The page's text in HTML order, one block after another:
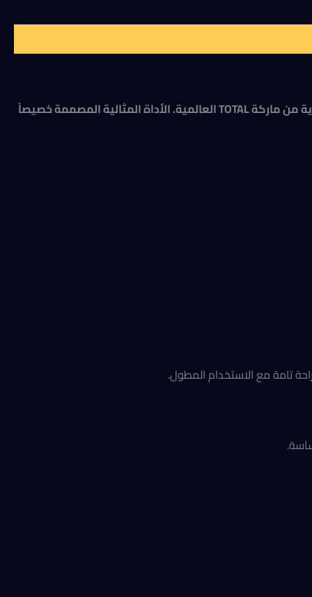
شوكة زراعية رباعية توتال 270 للحديقه . اجعل العناية بحديقتك وتجهيز تربتك أكثر سهولة واحترافية مع شوكة تجريف التربة اليدوية من ماركة TOTAL العالمية. الأداة المثالية المصممة خصيصاً
تامة مع الاستخدام المطول.